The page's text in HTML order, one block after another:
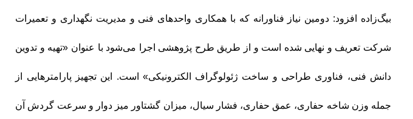
بیگ‌زاده افزود: دومین نیاز فناورانه که با همکاری واحدهای فنی و مدیریت نگهداری و تعمیرات
شرکت تعریف و نهایی شده است و از طریق طرح پژوهشی اجرا می‌شود با عنوان «تهیه و تدوین
دانش فنی، فناوری طراحی و ساخت ژئولوگراف الکترونیکی» است. این تجهیز پارامترهایی از
جمله وزن شاخه حفاری، عمق حفاری، فشار سیال، میزان گشتاور میز دوار و سرعت گردش آن